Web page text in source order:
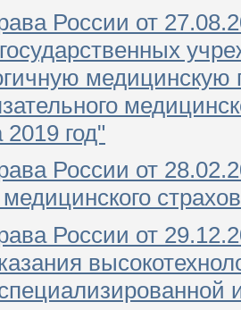
России от
год"
России от
медицинского
России от